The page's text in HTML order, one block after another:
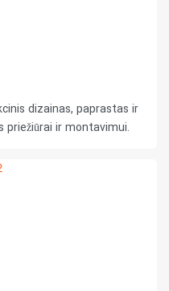
dizainas, paprastas ir
ir montavimui.